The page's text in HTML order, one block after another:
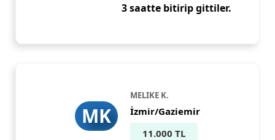
3 saatte bitirip gittiler.
MK
MELIKE K.
İzmir/Gaziemir
11.000 TL